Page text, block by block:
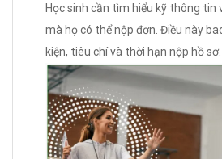
Học sinh cần tìm hiểu kỹ thông tin
mà họ có thể nộp đơn. Điều này
kiện, tiêu chí và thời hạn nộp hồ sơ.